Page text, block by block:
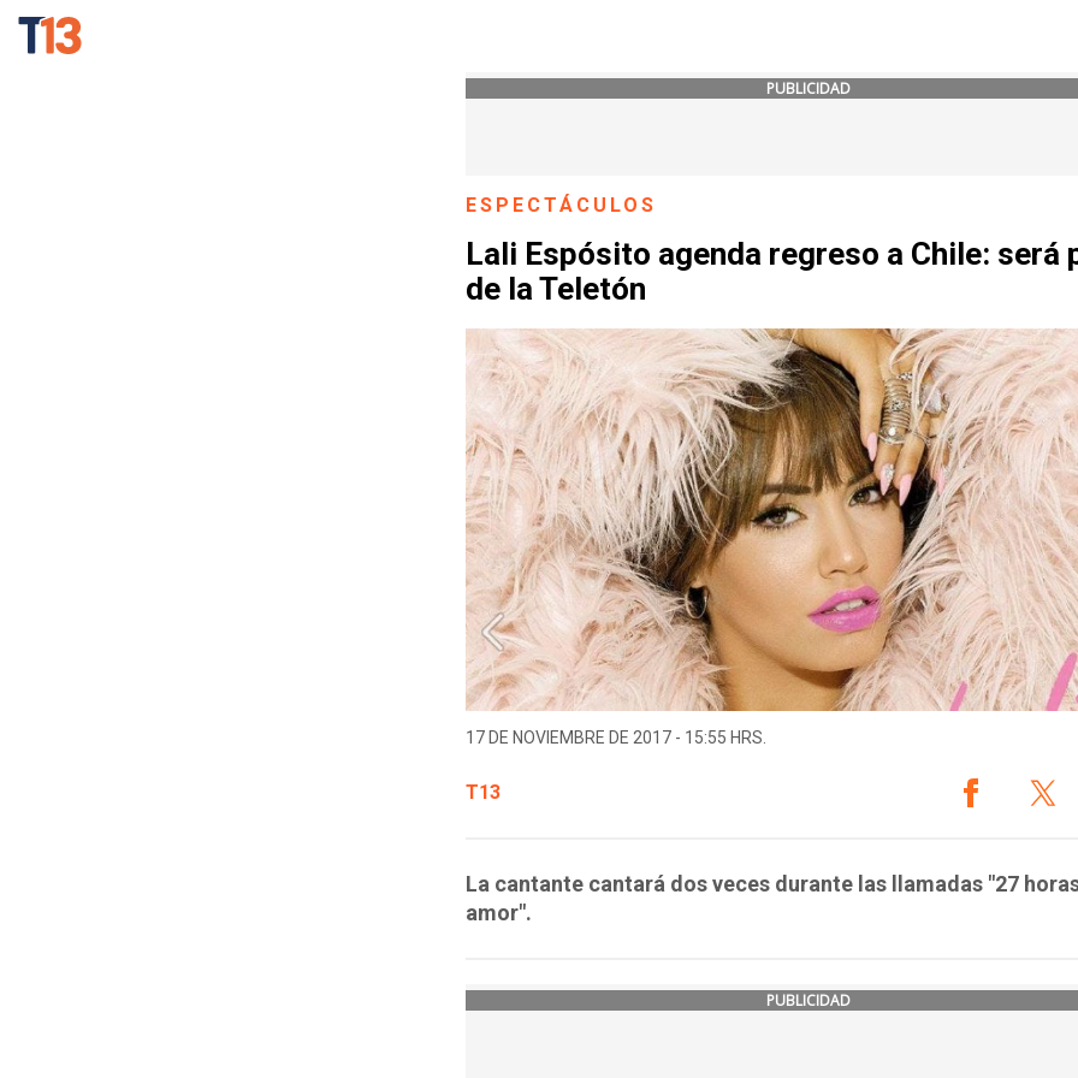
PUBLICIDAD
ESPECTÁCULOS
Lali Espósito agenda regreso a Chile: será
de la Teletón
17 DE NOVIEMBRE DE 2017 - 15:55 HRS.
T13
La cantante cantará dos veces durante las llamadas "27
amor".
PUBLICIDAD